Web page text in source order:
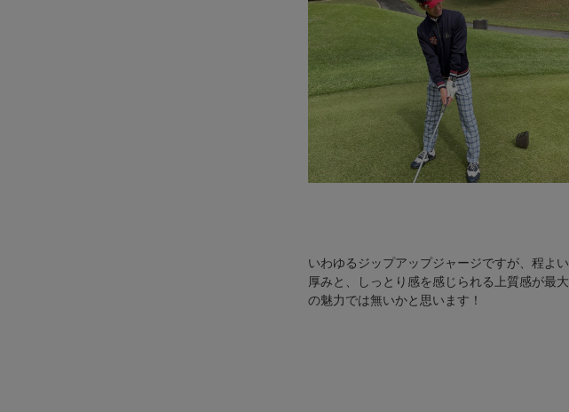
いわゆるジップアップジャージですが、程よい
厚みと、しっとり感を感じられる上質感が最大
の魅力では無いかと思います！